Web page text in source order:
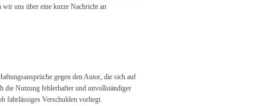
wir uns über eine kurze Nachricht an
gegen den Autor, die sich auf
die Nutzung fehlerhafter und unvollständiger
fahrlässiges Verschulden vorliegt.